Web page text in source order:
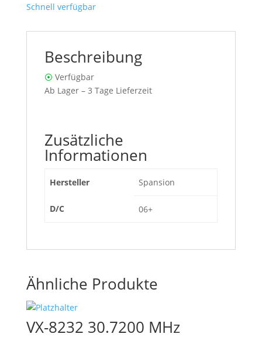
Schnell verfügbar
Beschreibung
⦿ Verfügbar
Ab Lager – 3 Tage Lieferzeit
Zusätzliche
Informationen
Hersteller Spansion
D/C 06+
Ähnliche Produkte
VX-8232 30.7200 MHz